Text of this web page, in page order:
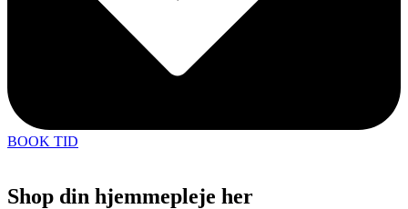
BOOK TID
Shop din hjemmepleje her